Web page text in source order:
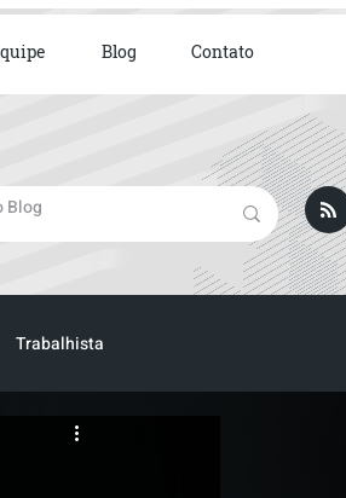
Blog Contato
Trabalhista
LOGISTICA